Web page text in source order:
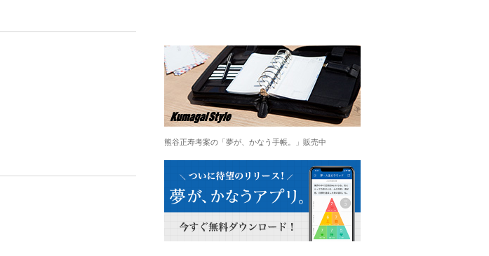
熊谷正寿考案の「夢が、かなう手帳。」販売中